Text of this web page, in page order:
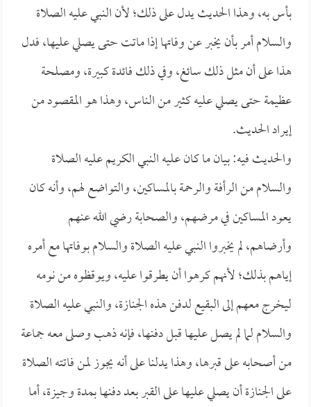
بأس به، وهذا الحديث يدل على ذلك؛ لأن النبي عليه الصلاة
والسلام أمر بأن يخبر عن وفاتها إذا ماتت حتى يصلي عليها، فدل
هذا على أن مثل ذلك سائغ، وفي ذلك فائدة كبيرة، ومصلحة
عظيمة حتى يصلي عليه كثير من الناس، وهذا هو المقصود من
إيراد الحديث.
والحديث فيه: بيان ما كان عليه النبي الكريم عليه الصلاة
والسلام من الرأفة والرحمة بالمساكين، والتواضع لهم، وأنه كان
يعود المساكين في مرضهم، والصحابة رضي الله عنهم
وأرضاهم، لم يخبروا النبي عليه الصلاة والسلام بوفاتها مع أمره
إياهم بذلك؛ لأنهم كرهوا أن يطرقوا عليه، ويوقظوه من نومه
ليخرج معهم إلى البقيع لدفن هذه الجنازة، والنبي عليه الصلاة
والسلام لما لم يصل عليها قبل دفنها، فإنه ذهب وصلى معه جماعة
من أصحابه على قبرها، وهذا يدلنا على أنه يجوز لمن فاتته الصلاة
على الجنازة أن يصلي عليها على القبر بعد دفنها بمدة وجيزة، أما